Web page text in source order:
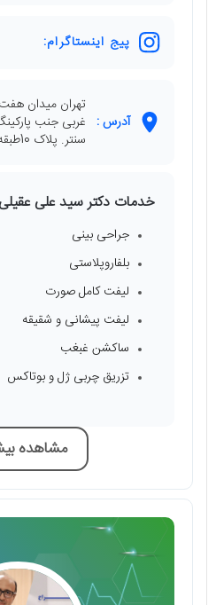
پیج اینستاگرام:
آدرس :
تهران میدان
غربی جنب
سنتر. پلاک 10طبقه دوم واحد 4
خدمات دکتر سید علی
جراحی بینی
بلفاروپلاستی
لیفت کامل صورت
لیفت پیشانی و شقیقه
ساکشن غبغب
تزریق چربی ژل و بوتاکس
مشاهده